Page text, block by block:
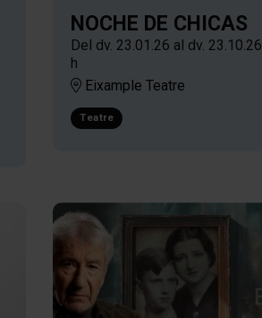
NOCHE DE CHICAS
Del dv. 23.01.26 al dv. 23.10.26
h
Eixample Teatre
Teatre